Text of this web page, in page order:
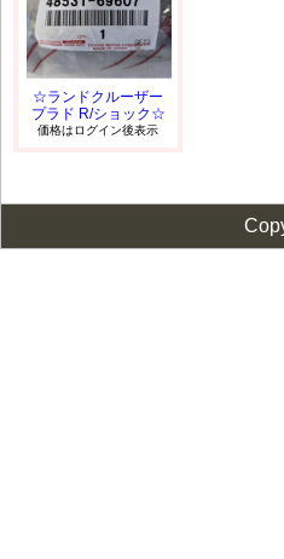
☆ランドクルーザー
プラド R/ショック☆
価格はログイン後表示